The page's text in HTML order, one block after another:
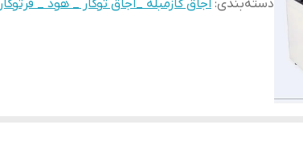
دسته‌بندی: اجاق گازمبله _اجاق توکار _ هود _ فرتوکار